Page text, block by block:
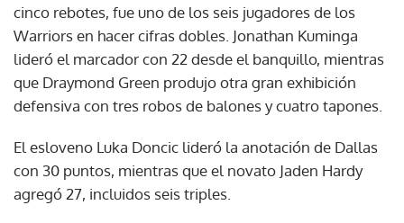
cinco rebotes, fue uno de los seis jugadores de los
Warriors en hacer cifras dobles. Jonathan Kuminga
lideró el marcador con 22 desde el banquillo, mientras
que Draymond Green produjo otra gran exhibición
defensiva con tres robos de balones y cuatro tapones.
El esloveno Luka Doncic lideró la anotación de Dallas
con 30 puntos, mientras que el novato Jaden Hardy
agregó 27, incluidos seis triples.